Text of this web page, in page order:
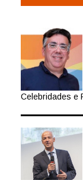
Celebridades e